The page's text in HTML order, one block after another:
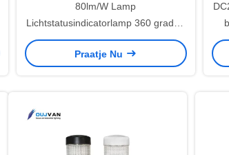
80lm/W Lamp
Lichtstatusindicatorlamp 360 graden
stralingshoek 35mm 12V Signaallicht
Praatje Nu